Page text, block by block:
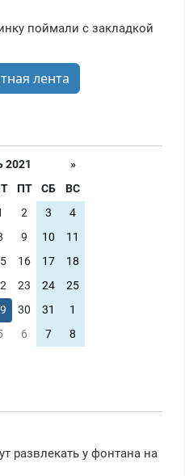
поймали с закладкой
лента
»
ПТ СБ
ВС
2 3
4
9 10
11
16 17
18
23 24
25
30 31
1
6 7 8
развлекать у фонтана на